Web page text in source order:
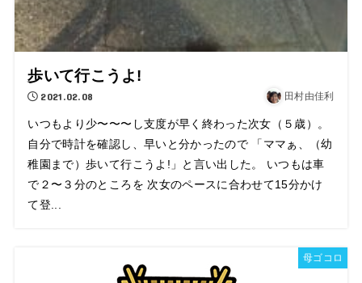
歩いて行こうよ!
2021.02.08 田村由佳利
いつもより少〜〜〜し支度が早く終わった次女（５歳）。
自分で時計を確認し、早いと分かったので 「ママぁ、（幼
稚園まで）歩いて行こうよ!」と言い出した。 いつもは車
で２〜３分のところを 次女のペースに合わせて15分かけ
て登...
母ゴコロ